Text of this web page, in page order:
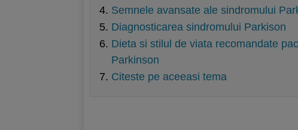
Semnele avansate ale sindromului
Diagnosticarea sindromului Parkison
Dieta si stilul de viata recomandate
Parkinson
Citeste pe aceeasi tema